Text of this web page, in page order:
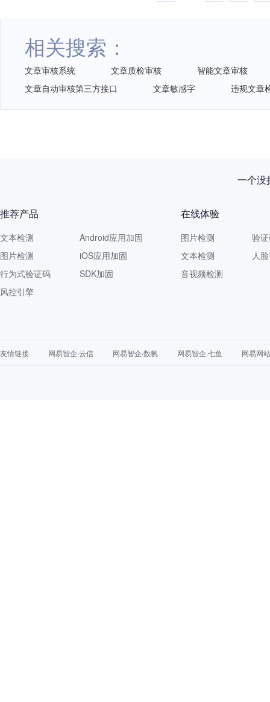
相关搜索：
文章审核系统 文章质检审核
智能文章审核
文章自动审核第三方接口
文章敏感字 违规文章
一个没
推荐产品
文本检测
图片检测
行为式验证码
风控引擎
Android应用加固
iOS应用加固
SDK加固
在线体验
图片检测
文本检测
音视频检测
验
人
友情链接 网易智企·云信 网易智企·数帆 网易智企·七鱼 网易网